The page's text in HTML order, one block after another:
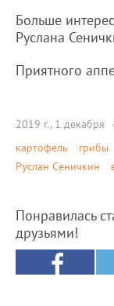
Больше
Руслана
Приятного
2019 г., 1 декабря
картофель
грибы
Руслан Сеничкин
Понравилась
друзьями!